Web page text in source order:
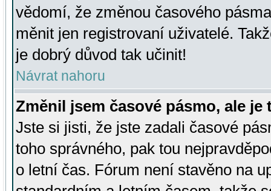
vědomí, že změnou časového
měnit jen registrovaní uživatelé.
je dobrý důvod tak učinit!
Návrat nahoru
Změnil jsem časové pásmo, ale je
Jste si jisti, že jste zadali časové
toho správného, pak tou
o letní čas. Fórum není stavěno na